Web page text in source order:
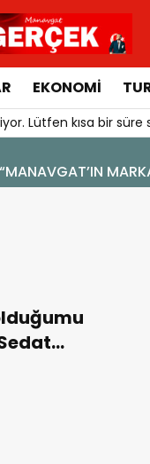
EKONOMI
Lütfen kısa bir
DİN: SOSYAL MEDYA